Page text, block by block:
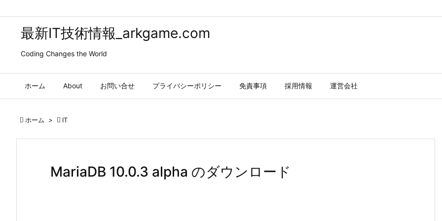
最新IT技術情報_arkgame.com
Coding Changes the World
ホーム About お問い合せ プライバシーポリシー 免責事項 採用情報 運営会社
 ホーム >  IT
MariaDB 10.0.3 alpha のダウンロード